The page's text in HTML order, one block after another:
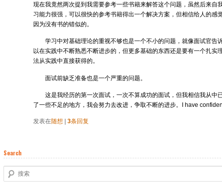
现在我竟然两次提到我需要参考一些书籍来解答这个问题，虽然后来自
习能力很强，可以很快的参考书籍得出一个解决方案，但相信给人的感
因为没有书的错似的。
学习中对基础理论的重视不够也是一个不小的问题，就像面试官告
以在实践中不断熟悉不断进步的，但更多基础的东西还是要有一个扎实
法从实践中直接获得的。
面试前缺乏准备也是一个严重的问题。
这是我经历的第一次面试，一次不算成功的面试，但我相信我从中
了一些不足的地方，我会努力去改进，争取不断的进步。I have
发表在随想 |3条回复
Search
搜索